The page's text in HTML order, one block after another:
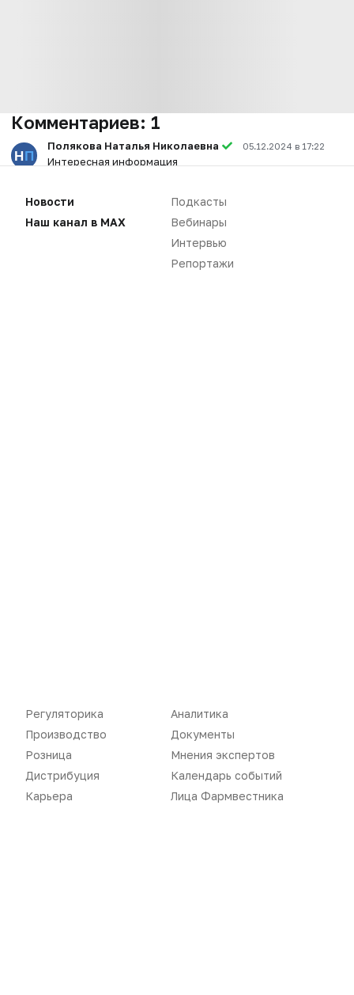
Комментариев: 1
Полякова Наталья Николаевна 05.12.2024 в 17:22
Интересная информация
Пожалуйста, авторизуйтесь
Аналитика
Документы
Бизнес
Архив номеров
Реклама в газете
Реклама на сайте
Новости
Наш канал в MAX
Подкасты
Вебинары
Интервью
Репортажи
Регуляторика
Производство
Розница
Дистрибуция
Карьера
Аналитика
Документы
Мнения экспертов
Календарь событий
Лица Фармвестника